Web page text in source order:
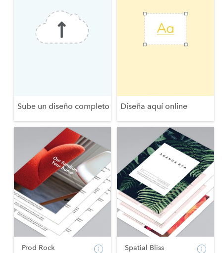
Sube un diseño completo Diseña aquí online
Prod Rock Spatial Bliss